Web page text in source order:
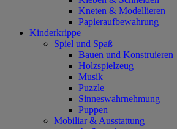
Kneten & Modellieren
Papieraufbewahrung
Kinderkrippe
Spiel und Spaß
Bauen und Konstruieren
Holzspielzeug
Musik
Puzzle
Sinneswahrnehmung
Puppen
Mobiliar & Ausstattung